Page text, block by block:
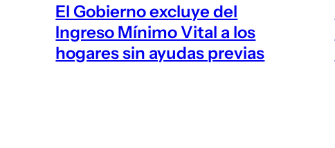
El Gobierno excluye del
Ingreso Mínimo Vital a los
hogares sin ayudas previas